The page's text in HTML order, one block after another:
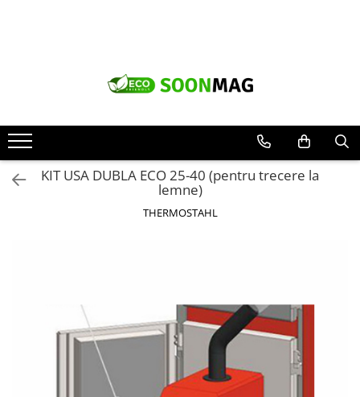
Pompe de caldura
Centrale termice Fondital
Centrale termice Immergas
Centrale combustibil solid cu
Produse Giacomini
Vas de acumulare pentru pompa
Vas de acumulare 100lt pentru
pompa de caldura
KIT USA DUBLA ECO 25-40 (pentru trecere la
lemne)
THERMOSTAHL